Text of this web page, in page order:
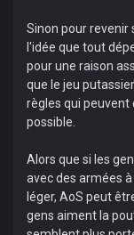
Sinon pour revenir
l'idée que tout
pour une raison
que le jeu
règles qui peuvent
possible.
Alors que si les
avec des armées
léger, AoS peut
gens aiment la